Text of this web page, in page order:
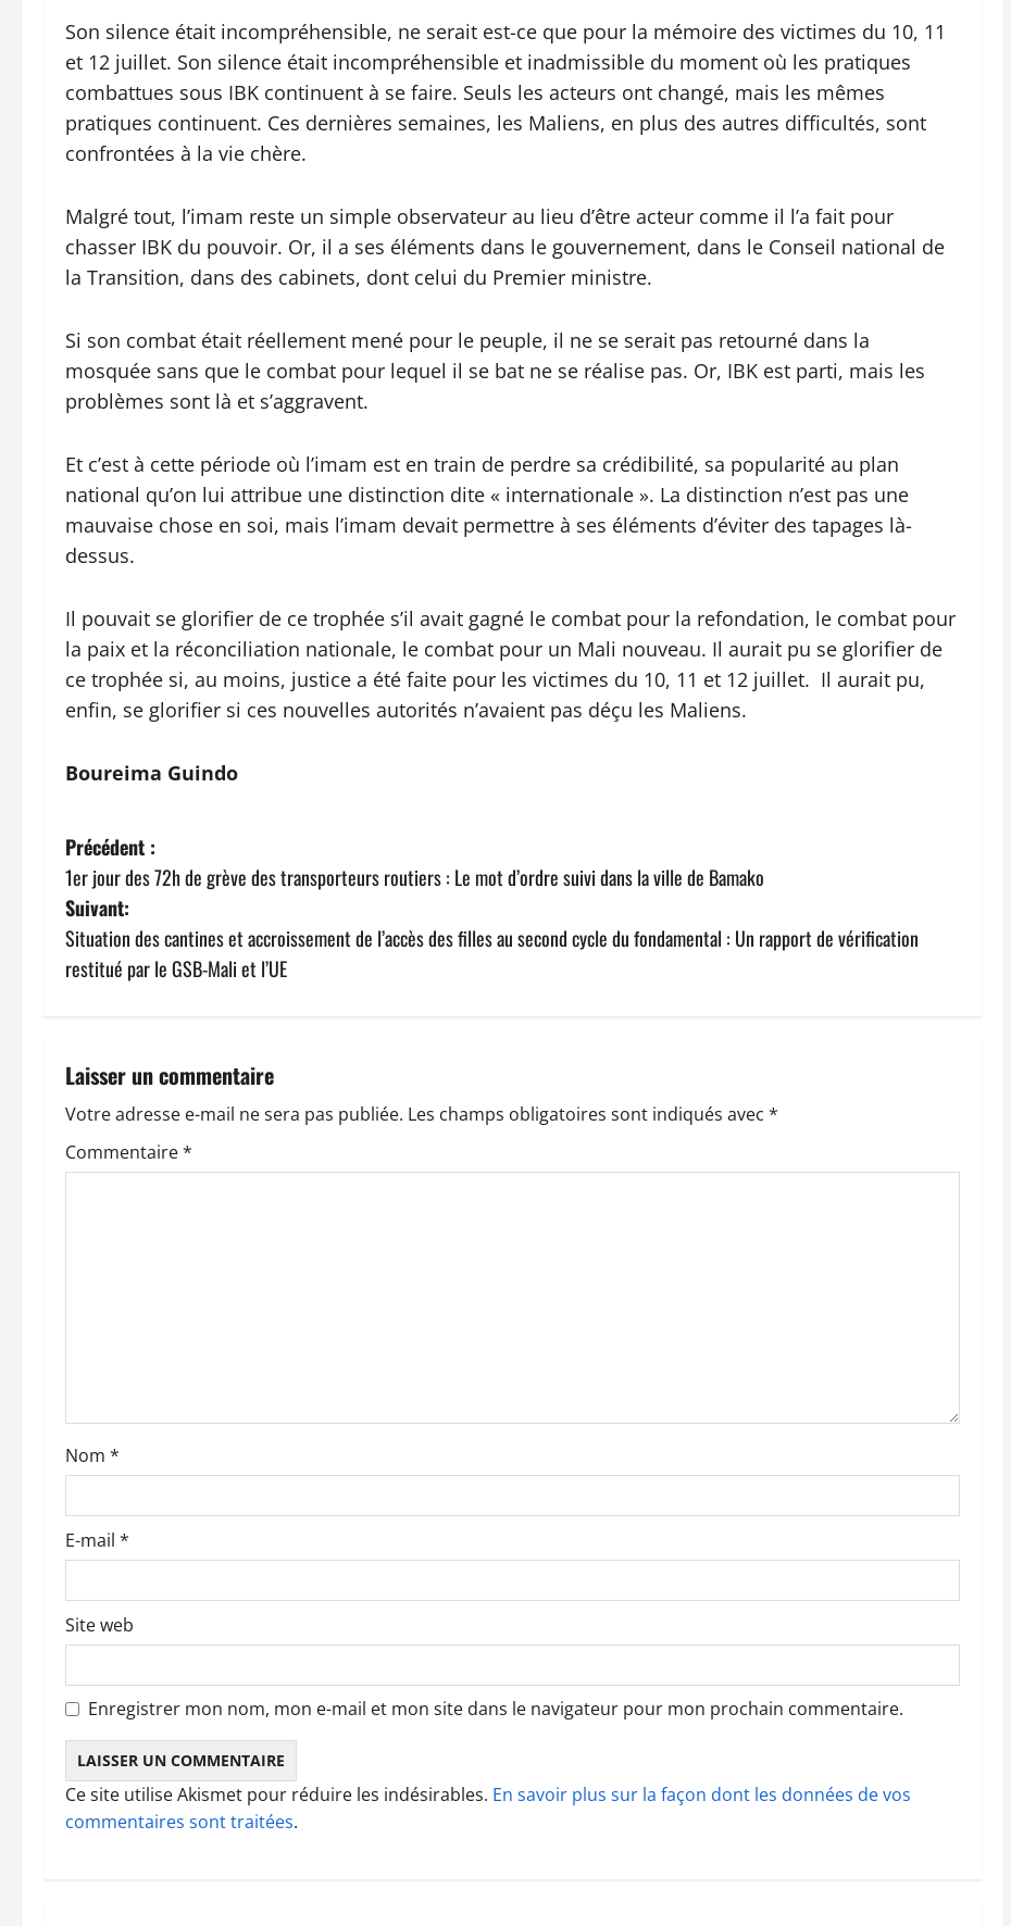
Son silence était incompréhensible, ne serait est-ce que pour la mémoire des victimes du 10, 11
et 12 juillet. Son silence était incompréhensible et inadmissible du moment où les pratiques
combattues sous IBK continuent à se faire. Seuls les acteurs ont changé, mais les mêmes
pratiques continuent. Ces dernières semaines, les Maliens, en plus des autres difficultés, sont
confrontées à la vie chère.
Malgré tout, l’imam reste un simple observateur au lieu d’être acteur comme il l’a fait pour
chasser IBK du pouvoir. Or, il a ses éléments dans le gouvernement, dans le Conseil national de
la Transition, dans des cabinets, dont celui du Premier ministre.
Si son combat était réellement mené pour le peuple, il ne se serait pas retourné dans la
mosquée sans que le combat pour lequel il se bat ne se réalise pas. Or, IBK est parti, mais les
problèmes sont là et s’aggravent.
Et c’est à cette période où l’imam est en train de perdre sa crédibilité, sa popularité au plan
national qu’on lui attribue une distinction dite « internationale ». La distinction n’est pas une
mauvaise chose en soi, mais l’imam devait permettre à ses éléments d’éviter des tapages là-
dessus.
Il pouvait se glorifier de ce trophée s’il avait gagné le combat pour la refondation, le combat pour
la paix et la réconciliation nationale, le combat pour un Mali nouveau. Il aurait pu se glorifier de
ce trophée si, au moins, justice a été faite pour les victimes du 10, 11 et 12 juillet. Il aurait pu,
enfin, se glorifier si ces nouvelles autorités n’avaient pas déçu les Maliens.
Boureima Guindo
N
a
v
i
a
t
i
r
t
i
l
e
Précédent :
1er jour des 72h de grève des transporteurs routiers : Le mot d’ordre suivi dans la ville de Bamako
Suivant:
Situation des cantines et accroissement de l’accès des filles au second cycle du fondamental : Un rapport de vérification
restitué par le GSB-Mali et l’UE
Laisser un commentaire
Votre adresse e-mail ne sera pas publiée. Les champs obligatoires sont indiqués avec *
Commentaire*
Nom *
E-mail *
Site web
Enregistrer mon nom, mon e-mail et mon site dans le navigateur pour mon prochain commentaire.
Ce site utilise Akismet pour réduire les indésirables. En savoir plus sur la façon dont les données de vos
commentaires sont traitées.